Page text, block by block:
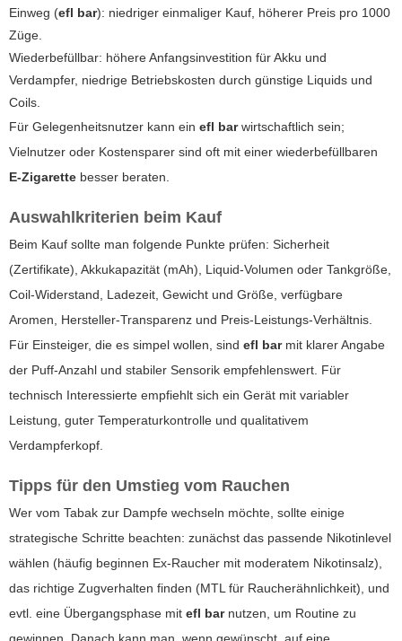
Einweg (efl bar): niedriger einmaliger Kauf, höherer Preis pro 1000
Züge.
Wiederbefüllbar: höhere Anfangsinvestition für Akku und
Verdampfer, niedrige Betriebskosten durch günstige Liquids und
Coils.
Für Gelegenheitsnutzer kann ein efl barwirtschaftlich sein;
Vielnutzer oder Kostensparer sind oft mit einer wiederbefüllbaren
E-Zigarette besser beraten.
Auswahlkriterien beim Kauf
Beim Kauf sollte man folgende Punkte prüfen: Sicherheit
(Zertifikate), Akkukapazität (mAh), Liquid-Volumen oder Tankgröße,
Coil-Widerstand, Ladezeit, Gewicht und Größe, verfügbare
Aromen, Hersteller-Transparenz und Preis-Leistungs-Verhältnis.
Für Einsteiger, die es simpel wollen, sind efl barmit klarer Angabe
der Puff-Anzahl und stabiler Sensorik empfehlenswert. Für
technisch Interessierte empfiehlt sich ein Gerät mit variabler
Leistung, guter Temperaturkontrolle und qualitativem
Verdampferkopf.
Tipps für den Umstieg vom Rauchen
Wer vom Tabak zur Dampfe wechseln möchte, sollte einige
strategische Schritte beachten: zunächst das passende Nikotinlevel
wählen (häufig beginnen Ex-Raucher mit moderatem Nikotinsalz),
das richtige Zugverhalten finden (MTL für Raucherähnlichkeit), und
evtl. eine Übergangsphase mit efl barnutzen, um Routine zu